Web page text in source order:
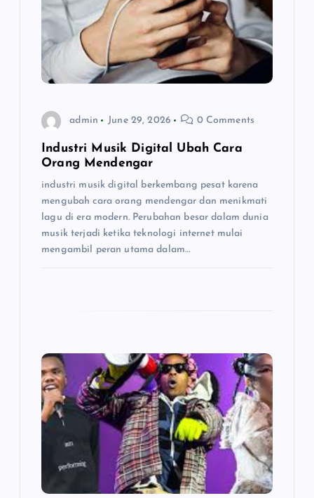
admin June 29, 2026 0 Comments
Industri Musik Digital Ubah Cara
Orang Mendengar
industri musik digital berkembang pesat karena
mengubah cara orang mendengar dan menikmati
lagu di era modern. Perubahan besar dalam dunia
musik terjadi ketika teknologi internet mulai
mengambil peran utama dalam…